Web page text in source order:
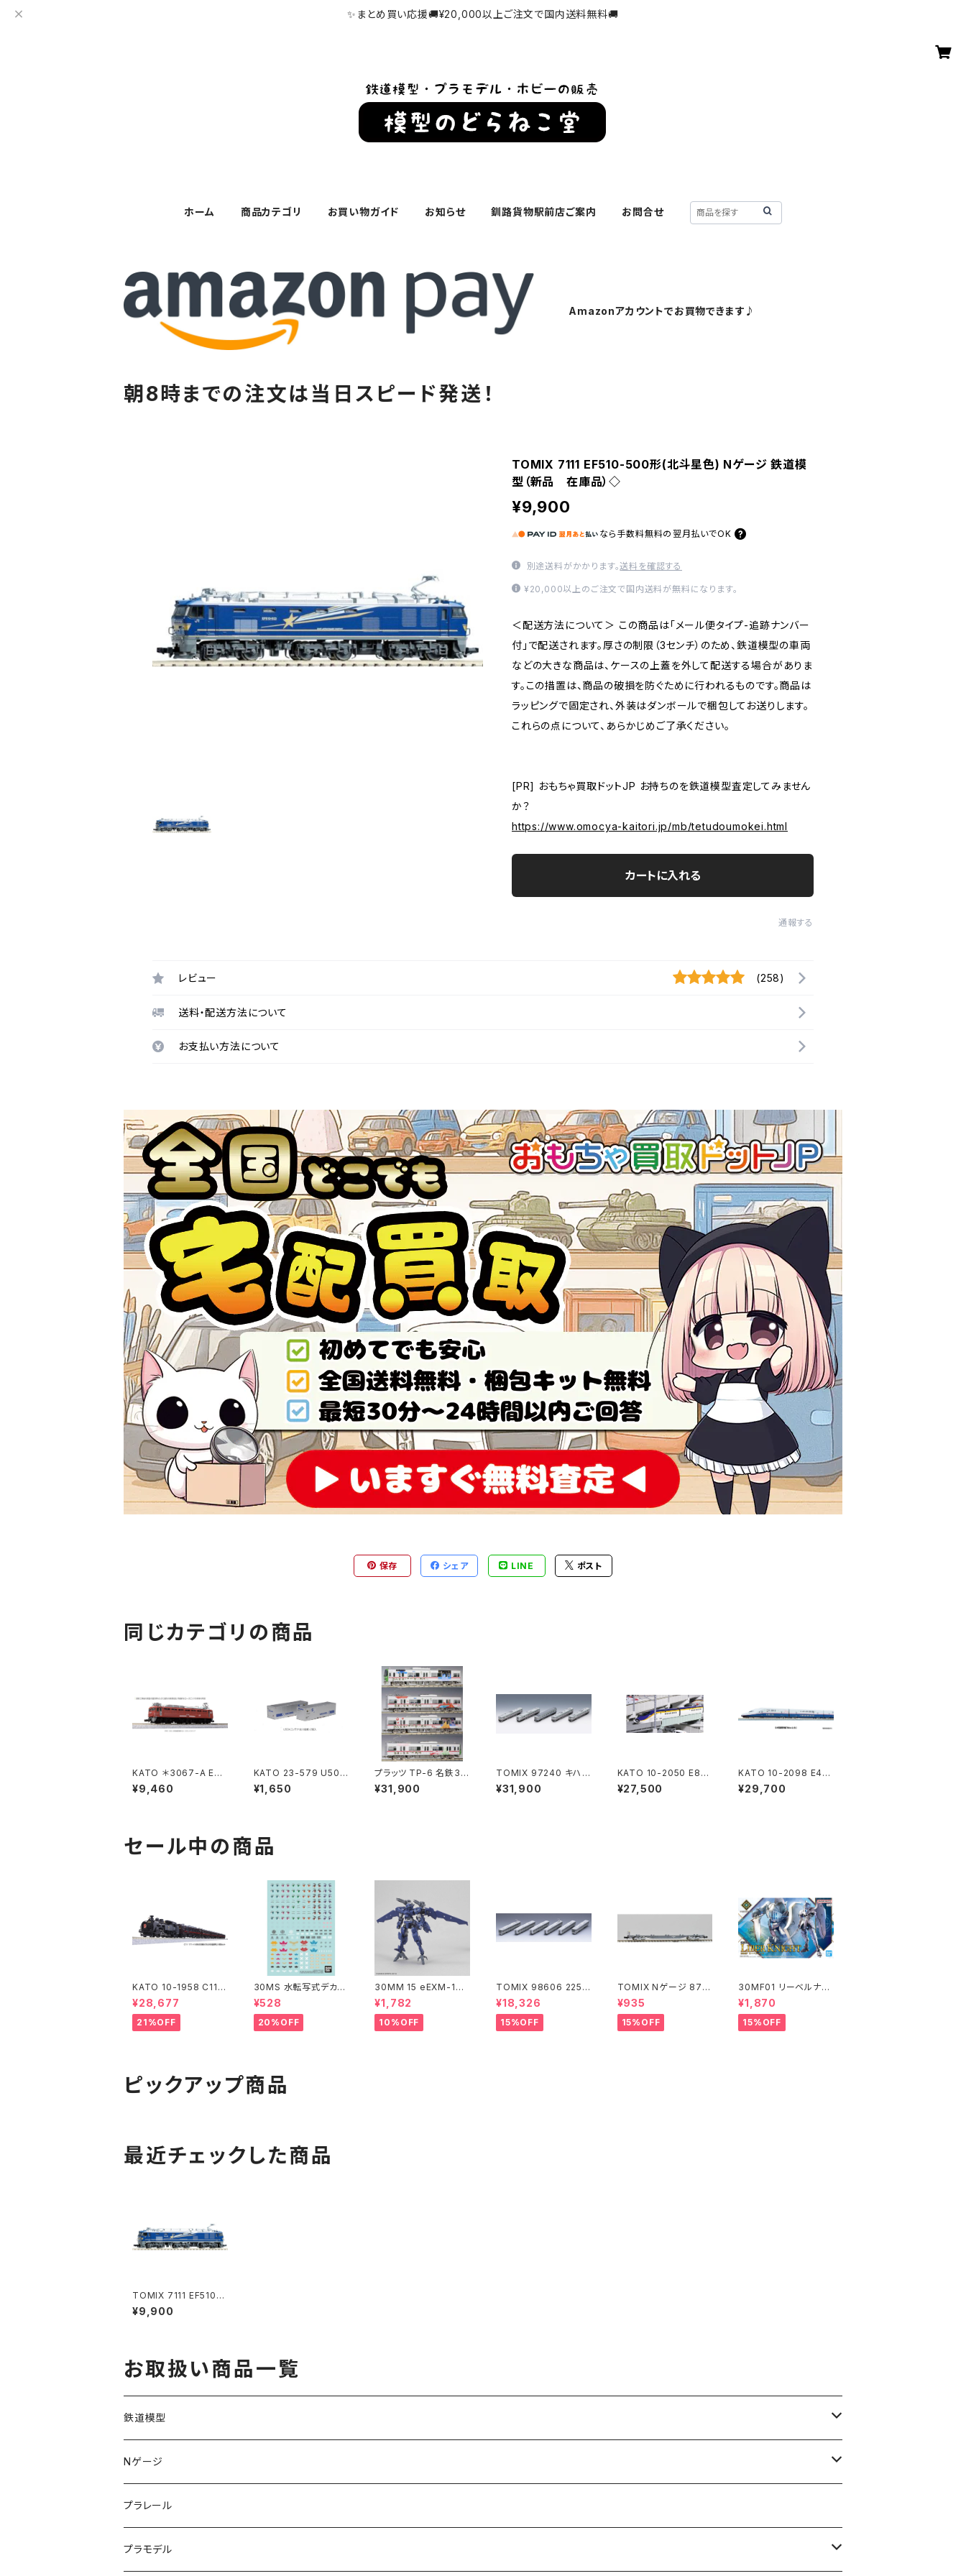
✨まとめ買い応援🚚¥20,000以上ご注文で国内送料無料🚚
ホーム 商品カテゴリ お買い物ガイド お知らせ 釧路貨物駅前店ご案内 お問合せ
Amazonアカウントでお買物できます♪
朝8時までの注文は当日スピード発送！
TOMIX 7111 EF510-500形(北斗星色) Nゲージ 鉄道模
型（新品 在庫品）◇
¥9,900
なら 手数料無料の 翌月払いでOK
別途送料がかかります。送料を確認する
¥20,000以上のご注文で国内送料が無料になります。
＜配送方法について＞ この商品は「メール便タイプ-追跡ナンバー
付」で配送されます。厚さの制限（3センチ）のため、鉄道模型の車両
などの大きな商品は、ケースの上蓋を外して配送する場合がありま
す。この措置は、商品の破損を防ぐために行われるものです。商品は
ラッピングで固定され、外装はダンボールで梱包してお送りします。
これらの点について、あらかじめご了承ください。
[PR] おもちゃ買取ドットJP お持ちのを鉄道模型査定してみません
か？
https://www.omocya-kaitori.jp/mb/tetudoumokei.html
カートに入れる
通報する
レビュー (258)
送料・配送方法について
お支払い方法について
保存 シェア LINE ポスト
同じカテゴリの商品
KATO ＊3067-A EF8
1 300 JR貨物更新(ロ
ーズピンク) 鉄道模型
¥9,460
KATO 23-579 U50A
コンテナ(佐川急便) 2個
入 Nゲージ 鉄道模型
¥1,650
プラッツ TP-6 名鉄33
00系 徳川家康ラッピン
グ4両 鉄道模型（新
¥31,900
TOMIX 97240 キハ4
00系急行ディーゼルカ
ー（利尻）セット（5両） N
¥31,900
KATO 10-2050 E8系
山形新幹線"つばさ" 7
両セット【特別企画品】
¥27,500
KATO 10-2098 E4系
新幹線「Maxとき」 8両
セット Nゲージ 鉄道模
¥29,700
セール中の商品
KATO 10-1958 C11 1
71+14系｢SL冬の湿原
号｣ 6両セット 特企品 N
ゲージ 鉄道模型 北海
道（新品 在庫品）
¥28,677
21%OFF
30MS 水転写式デカー
ル 汎用1
¥528
20%OFF
30MM 15 eEXM-17
アルト(空中戦仕様)ネイ
ビー
¥1,782
10%OFF
TOMIX 98606 225 6
000系 (6両) 鉄道模型
¥18,326
15%OFF
TOMIX Nゲージ 871
8 コキ107 (増備型・コ
ンテナなし) 鉄道模型
¥935
15%OFF
30MF01 リーベルナイ
ト プラモデル（新品 在
庫品）
¥1,870
15%OFF
ピックアップ商品
最近チェックした商品
TOMIX 7111 EF510-5
00形(北斗星色) Nゲー
ジ 鉄道模型（新品 在
¥9,900
お取扱い商品一覧
鉄道模型
KATO (N)
TOMIX (N)
マイクロエース (N)
Nゲージ
車両
入門セット
プラレール
プラモデル